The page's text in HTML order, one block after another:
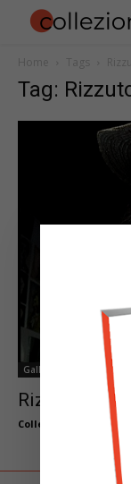
Home Tags
Tag:
Gallerie d'Arte
Collezione da Tiffany